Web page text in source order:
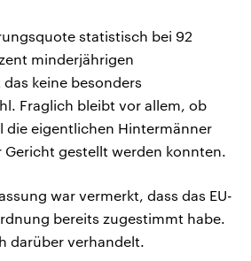
statistisch bei 92
minderjährigen
keine besonders
Fraglich bleibt vor allem, ob
die eigentlichen Hintermänner
gestellt werden konnten.
war vermerkt, dass das EU-
bereits zugestimmt habe.
darüber verhandelt.